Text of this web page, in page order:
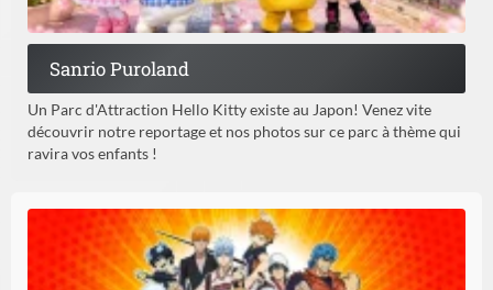
Sanrio Puroland
Un Parc d'Attraction Hello Kitty existe au Japon! Venez vite
découvrir notre reportage et nos photos sur ce parc à thème qui
ravira vos enfants !